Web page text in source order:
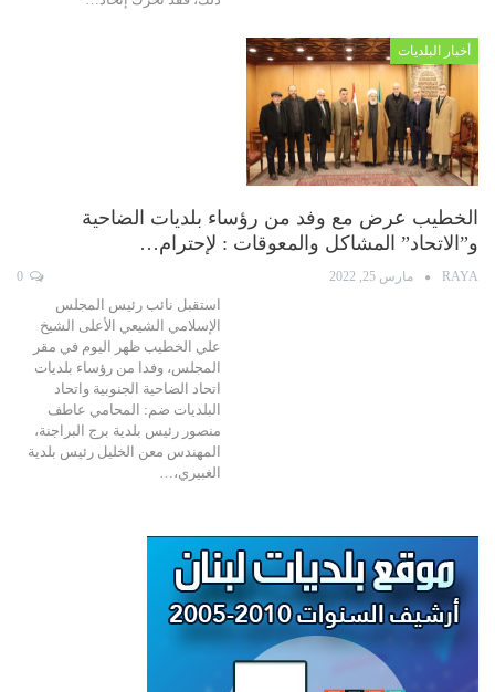
أخبار البلديات
الخطيب عرض مع وفد من رؤساء بلديات الضاحية
و”الاتحاد” المشاكل والمعوقات : لإحترام…
RAYA مارس 25, 2022
استقبل نائب رئيس المجلس
الإسلامي الشيعي الأعلى الشيخ
علي الخطيب ظهر اليوم في مقر
المجلس، وفدا من رؤساء بلديات
اتحاد الضاحية الجنوبية واتحاد
البلديات ضم: المحامي عاطف
منصور رئيس بلدية برج البراجنة،
المهندس معن الخليل رئيس بلدية
الغبيري،…